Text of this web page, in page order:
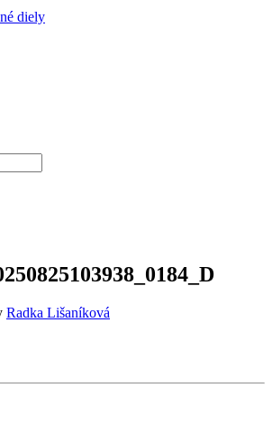
diely
Radka Lišaníková